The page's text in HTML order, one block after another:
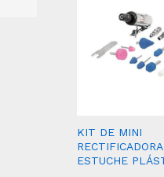
KIT DE MINI
ESTUCHE